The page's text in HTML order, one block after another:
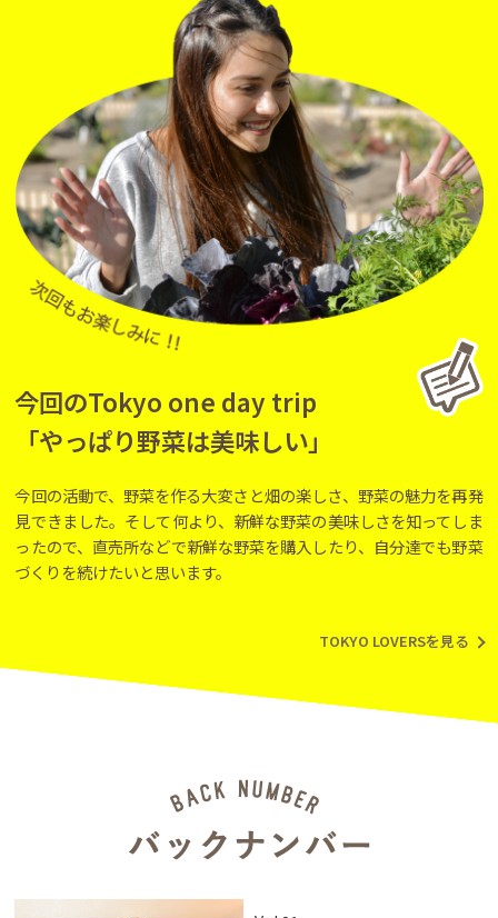
今回のTokyo one day trip
「やっぱり野菜は美味しい」
今回の活動で、野菜を作る大変さと畑の楽しさ、野菜の魅力を再発
見できました。そして何より、新鮮な野菜の美味しさを知ってしま
ったので、直売所などで新鮮な野菜を購入したり、自分達でも野菜
づくりを続けたいと思います。
TOKYO LOVERSを見る